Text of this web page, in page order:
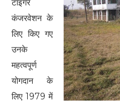
टाइगर
कंजरवेशन के
लिए किए गए
उनके
महत्वपूर्ण
योगदान के
लिए 1979 में